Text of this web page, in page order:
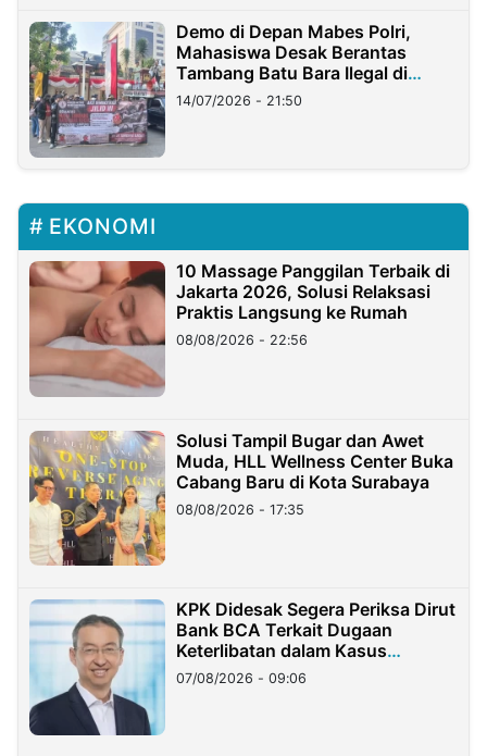
Demo di Depan Mabes Polri,
Mahasiswa Desak Berantas
Tambang Batu Bara Ilegal di
Lampung
14/07/2026 - 21:50
EKONOMI
10 Massage Panggilan Terbaik di
Jakarta 2026, Solusi Relaksasi
Praktis Langsung ke Rumah
08/08/2026 - 22:56
Solusi Tampil Bugar dan Awet
Muda, HLL Wellness Center Buka
Cabang Baru di Kota Surabaya
08/08/2026 - 17:35
KPK Didesak Segera Periksa Dirut
Bank BCA Terkait Dugaan
Keterlibatan dalam Kasus
Hilangnya Dana Nasabah Rp2,58
Miliar
07/08/2026 - 09:06